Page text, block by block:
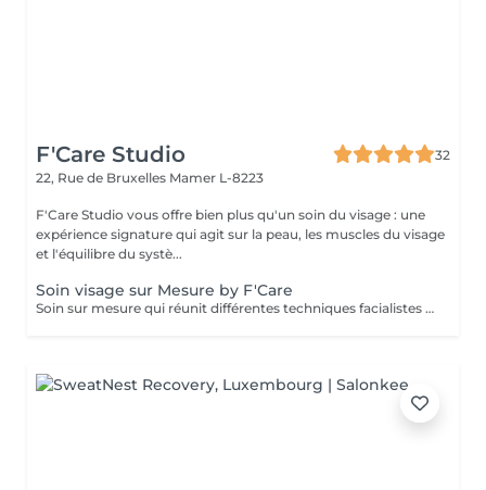
F'Care Studio
32
22, Rue de Bruxelles Mamer L-8223
F'Care Studio vous offre bien plus qu'un soin du visage : une
expérience signature qui agit sur la peau, les muscles du visage
et l'équilibre du systè...
Soin visage sur Mesure by F'Care
Soin sur mesure qui réunit différentes techniques facialistes pour cibler en profondeur vos besoins et attentes, zone par zone. La promesse d'une pause bien-être rien que pour vous, d'un soin massage facialiste sur mesure avec des résultats visibles immédiatement. Pour qui ? Vous aimez les soins du visage naturels et non invasifs reposant sur les bienfaits du massage manuel pour transformer durablement la qualité de votre peau et la structure de votre visage. Bénéfices : Effets visibles sur les signes de vieillissement, de fatigue, les gonflements, les imperfections et le manque d'éclat. Chaque soin est réalisé sur mesure en fonction de vos besoins et attentes - Diagnostic de peau et morpho facial - Nettoyage de la peau - Massage en profondeur du visage, cou, décolleté et crâne - Recommandation personnalisé Soin de 60 minutes : 140 € Soin de 75 minutes : 160€ Soin de 90 minutes : 180€ Ajoutez une séance de thérapie LED anti imperfections de 20 minutes (+25€). Lieu : F'Care Studio, 22 rue de Bruxelles à Mamer (Luxembourg). Place de parking privative à droite du studio.